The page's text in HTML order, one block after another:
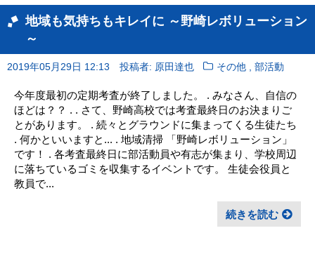
地域も気持ちもキレイに ～野崎レボリューション
～
2019年05月29日 12:13 投稿者: 原田達也 その他 ,部活動
今年度最初の定期考査が終了しました。 . みなさん、自信の
ほどは？？ . . さて、野崎高校では考査最終日のお決まりご
とがあります。 . 続々とグラウンドに集まってくる生徒たち
. 何かといいますと... . 地域清掃 「野崎レボリューション」
です！ . 各考査最終日に部活動員や有志が集まり、学校周辺
に落ちているゴミを収集するイベントです。 生徒会役員と
教員で...
続きを読む